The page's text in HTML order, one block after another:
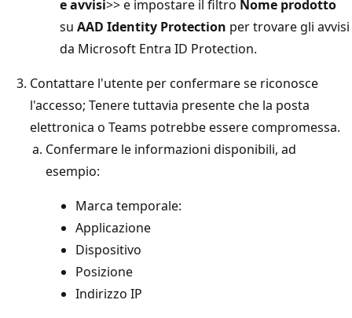
e avvisi>> e impostare il filtro Nome prodotto
su AAD Identity Protection per trovare gli avvisi
da Microsoft Entra ID Protection.
Contattare l'utente per confermare se riconosce
l'accesso; Tenere tuttavia presente che la posta
elettronica o Teams potrebbe essere compromessa.
Confermare le informazioni disponibili, ad
esempio:
Marca temporale:
Applicazione
Dispositivo
Posizione
Indirizzo IP